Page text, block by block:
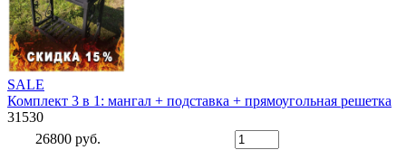
SALE
Комплект 3 в 1: мангал + подставка + прямоугольная решетка
31530
26800 руб.